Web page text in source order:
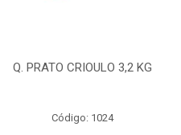
Q. PRATO CRIOULO 3,2 KG
Código: 1024